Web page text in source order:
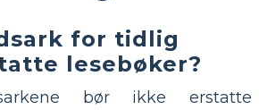
for tidlig
lesebøker?
bør ikke erstatte